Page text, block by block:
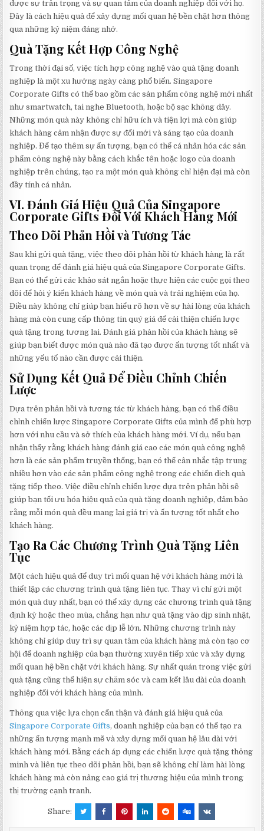
được sự trân trọng và sự quan tâm của doanh nghiệp đối với họ.
Đây là cách hiệu quả để xây dựng mối quan hệ bền chặt hơn thông
qua những kỷ niệm đáng nhớ.
Quà Tặng Kết Hợp Công Nghệ
Trong thời đại số, việc tích hợp công nghệ vào quà tặng doanh
nghiệp là một xu hướng ngày càng phổ biến. Singapore
Corporate Gifts có thể bao gồm các sản phẩm công nghệ mới nhất
như smartwatch, tai nghe Bluetooth, hoặc bộ sạc không dây.
Những món quà này không chỉ hữu ích và tiện lợi mà còn giúp
khách hàng cảm nhận được sự đổi mới và sáng tạo của doanh
nghiệp. Để tạo thêm sự ấn tượng, bạn có thể cá nhân hóa các sản
phẩm công nghệ này bằng cách khắc tên hoặc logo của doanh
nghiệp trên chúng, tạo ra một món quà không chỉ hiện đại mà còn
đầy tính cá nhân.
VI. Đánh Giá Hiệu Quả Của Singapore
Corporate Gifts Đối Với Khách Hàng Mới
Theo Dõi Phản Hồi và Tương Tác
Sau khi gửi quà tặng, việc theo dõi phản hồi từ khách hàng là rất
quan trọng để đánh giá hiệu quả của Singapore Corporate Gifts.
Bạn có thể gửi các khảo sát ngắn hoặc thực hiện các cuộc gọi theo
dõi để hỏi ý kiến khách hàng về món quà và trải nghiệm của họ.
Điều này không chỉ giúp bạn hiểu rõ hơn về sự hài lòng của khách
hàng mà còn cung cấp thông tin quý giá để cải thiện chiến lược
quà tặng trong tương lai. Đánh giá phản hồi của khách hàng sẽ
giúp bạn biết được món quà nào đã tạo được ấn tượng tốt nhất và
những yếu tố nào cần được cải thiện.
Sử Dụng Kết Quả Để Điều Chỉnh Chiến
Lược
Dựa trên phản hồi và tương tác từ khách hàng, bạn có thể điều
chỉnh chiến lược Singapore Corporate Gifts của mình để phù hợp
hơn với nhu cầu và sở thích của khách hàng mới. Ví dụ, nếu bạn
nhận thấy rằng khách hàng đánh giá cao các món quà công nghệ
hơn là các sản phẩm truyền thống, bạn có thể cân nhắc tập trung
nhiều hơn vào các sản phẩm công nghệ trong các chiến dịch quà
tặng tiếp theo. Việc điều chỉnh chiến lược dựa trên phản hồi sẽ
giúp bạn tối ưu hóa hiệu quả của quà tặng doanh nghiệp, đảm bảo
rằng mỗi món quà đều mang lại giá trị và ấn tượng tốt nhất cho
khách hàng.
Tạo Ra Các Chương Trình Quà Tặng Liên
Tục
Một cách hiệu quả để duy trì mối quan hệ với khách hàng mới là
thiết lập các chương trình quà tặng liên tục. Thay vì chỉ gửi một
món quà duy nhất, bạn có thể xây dựng các chương trình quà tặng
định kỳ hoặc theo mùa, chẳng hạn như quà tặng vào dịp sinh nhật,
kỷ niệm hợp tác, hoặc các dịp lễ lớn. Những chương trình này
không chỉ giúp duy trì sự quan tâm của khách hàng mà còn tạo cơ
hội để doanh nghiệp của bạn thường xuyên tiếp xúc và xây dựng
mối quan hệ bền chặt với khách hàng. Sự nhất quán trong việc gửi
quà tặng cũng thể hiện sự chăm sóc và cam kết lâu dài của doanh
nghiệp đối với khách hàng của mình.
Thông qua việc lựa chọn cẩn thận và đánh giá hiệu quả của
Singapore Corporate Gifts, doanh nghiệp của bạn có thể tạo ra
những ấn tượng mạnh mẽ và xây dựng mối quan hệ lâu dài với
khách hàng mới. Bằng cách áp dụng các chiến lược quà tặng thông
minh và liên tục theo dõi phản hồi, bạn sẽ không chỉ làm hài lòng
khách hàng mà còn nâng cao giá trị thương hiệu của mình trong
thị trường cạnh tranh.
Share: